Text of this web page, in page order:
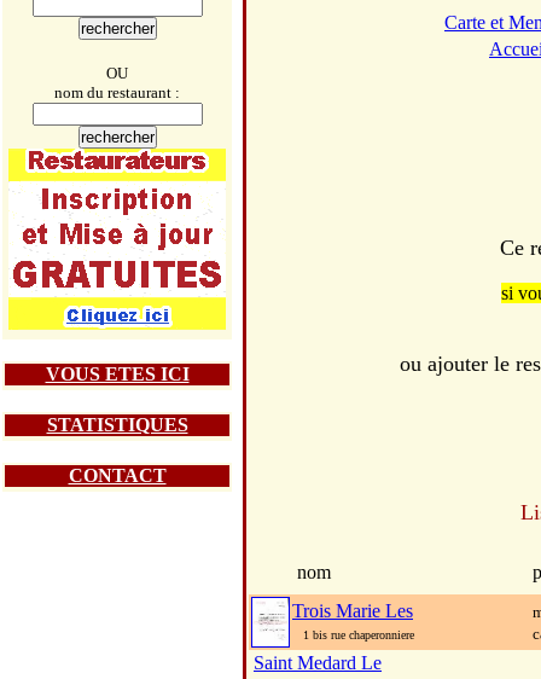
OU
nom du restaurant :
VOUS ETES ICI
STATISTIQUES
CONTACT
Carte et
Ce
si
ou ajouter le
nom
Trois Marie Les
1 bis rue chaperonniere
Saint Medard Le